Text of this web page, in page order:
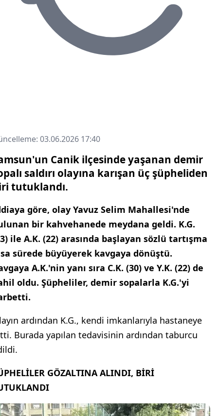
03.06.2026 17:40
Canik ilçesinde yaşanan demir
saldırı olayına karışan üç şüpheliden
tutuklandı.
göre, olay Yavuz Selim Mahallesi'nde
bir kahvehanede meydana geldi. K.G.
ile A.K. (22) arasında başlayan sözlü tartışma
sürede büyüyerek kavgaya dönüştü.
A.K.'nin yanı sıra C.K. (30) ve Y.K. (22) de
oldu. Şüpheliler, demir sopalarla K.G.'yi
ardından K.G., kendi imkanlarıyla hastaneye
Burada yapılan tedavisinin ardından taburcu
GÖZALTINA ALINDI, BİRİ